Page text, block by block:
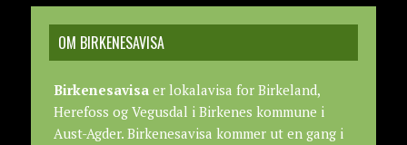
OM BIRKENESAVISA
Birkenesavisaer lokalavisa for Birkeland,
Herefoss og Vegusdal i Birkenes kommune i
Aust-Agder. Birkenesavisa kommer ut en gang i